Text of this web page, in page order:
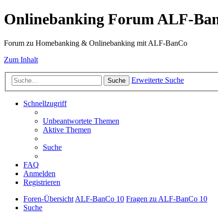
Onlinebanking Forum ALF-
Forum zu Homebanking & Onlinebanking mit ALF-BanCo
Zum Inhalt
Suche Erweiterte Suche
Schnellzugriff
Unbeantwortete Themen
Aktive Themen
Suche
FAQ
Anmelden
Registrieren
Foren-ÜbersichtALF-BanCo 10 Fragen zu ALF-BanCo 10
Suche